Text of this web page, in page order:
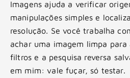
Imagens ajuda a verificar
manipulações simples e
resolução. Se você trabalha
achar uma imagem limpa
filtros e a pesquisa reversa
em mim: vale fuçar, só testar.